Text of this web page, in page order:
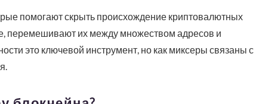
помогают скрыть происхождение криптовалютных
перемешивают их между множеством адресов и
это ключевой инструмент, но как миксеры связаны с